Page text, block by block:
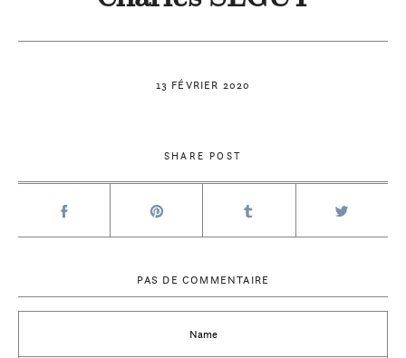
13 FÉVRIER 2020
SHARE POST
PAS DE COMMENTAIRE